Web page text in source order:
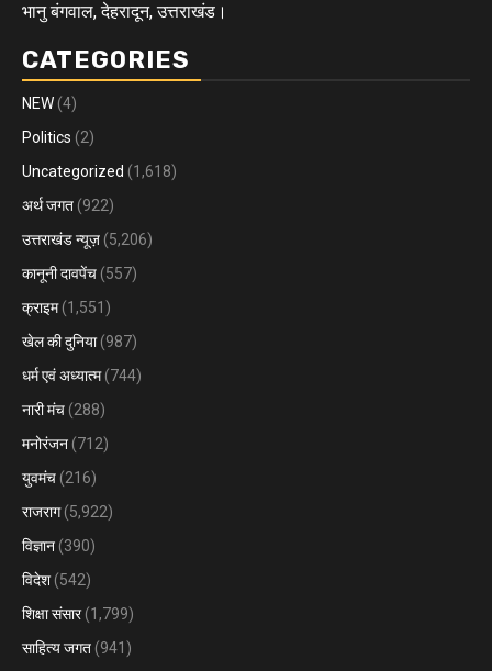
भानु बंगवाल, देहरादून, उत्तराखंड।
CATEGORIES
NEW (4)
Politics (2)
Uncategorized (1,618)
अर्थ जगत (922)
उत्तराखंड न्यूज़ (5,206)
कानूनी दावपेंच (557)
क्राइम(1,551)
खेल की दुनिया(987)
धर्म एवं अध्यात्म(744)
नारी मंच (288)
मनोरंजन (712)
युवमंच (216)
राजराग(5,922)
विज्ञान (390)
विदेश (542)
शिक्षा संसार(1,799)
साहित्य जगत (941)